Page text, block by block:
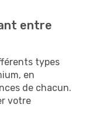
entre
types
en
de chacun.
votre